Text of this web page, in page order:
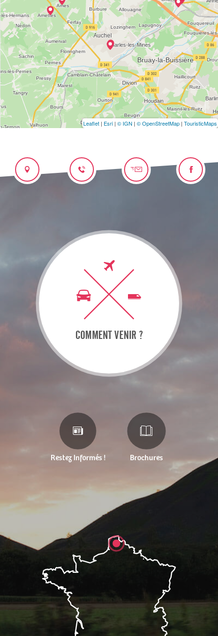
Leaflet | Esri | © IGN | © OpenStreetMap | TouristicMaps
COMMENT VENIR ?
Restez Informés ! Brochures